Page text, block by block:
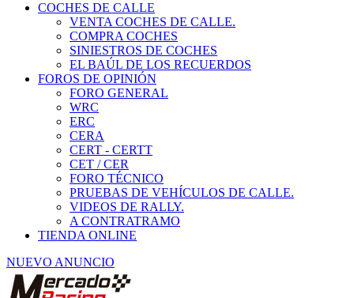
COCHES DE CALLE
VENTA COCHES DE CALLE.
COMPRA COCHES
SINIESTROS DE COCHES
EL BAÚL DE LOS RECUERDOS
FOROS DE OPINIÓN
FORO GENERAL
WRC
ERC
CERA
CERT - CERTT
CET / CER
FORO TÉCNICO
PRUEBAS DE VEHÍCULOS DE CALLE.
VIDEOS DE RALLY.
A CONTRATRAMO
TIENDA ONLINE
NUEVO ANUNCIO